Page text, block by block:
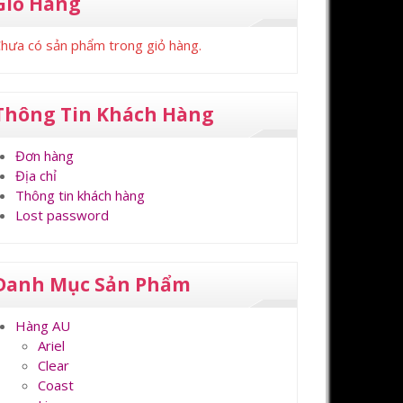
có sản phẩm trong giỏ hàng.
Tin Khách Hàng
Đơn hàng
Địa chỉ
Thông tin khách hàng
Lost password
Mục Sản Phẩm
Hàng AU
Ariel
Clear
Coast